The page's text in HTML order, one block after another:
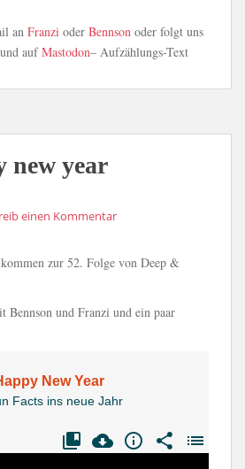
an Franzi oder Bennson oder folgt uns
und aufMastodon– Aufzählungs-Text
new year
einen Kommentar
zur 52. Folge von Deep &
Bennson und Franzi und ein paar